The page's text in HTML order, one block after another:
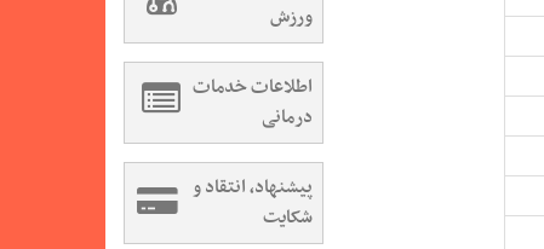
ورزش
اطلاعات خدمات
درمانی
پیشنهاد، انتقاد و
شکایت